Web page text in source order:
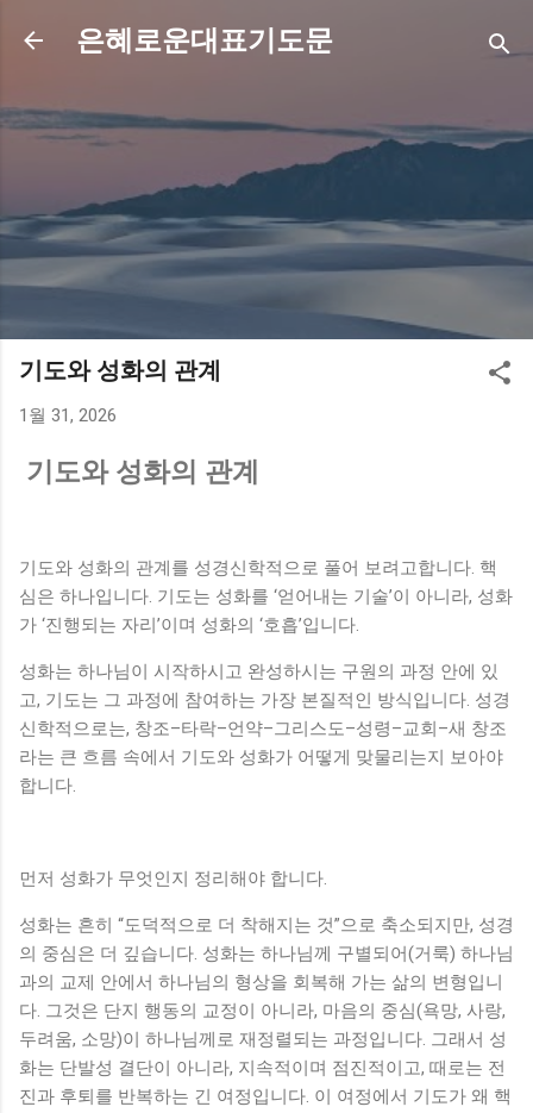
기본 콘텐츠로 건너뛰기
은혜로운대표기도문
기도와 성화의 관계
1월 31, 2026
기도와 성화의 관계
기도와 성화의 관계를 성경신학적으로 풀어 보려고합니다. 핵
심은 하나입니다. 기도는 성화를 ‘얻어내는 기술’이 아니라, 성화
가 ‘진행되는 자리’이며 성화의 ‘호흡’입니다.
성화는 하나님이 시작하시고 완성하시는 구원의 과정 안에 있
고, 기도는 그 과정에 참여하는 가장 본질적인 방식입니다. 성경
신학적으로는, 창조–타락–언약–그리스도–성령–교회–새 창조
라는 큰 흐름 속에서 기도와 성화가 어떻게 맞물리는지 보아야
합니다.
먼저 성화가 무엇인지 정리해야 합니다.
성화는 흔히 “도덕적으로 더 착해지는 것”으로 축소되지만, 성경
의 중심은 더 깊습니다. 성화는 하나님께 구별되어(거룩) 하나님
과의 교제 안에서 하나님의 형상을 회복해 가는 삶의 변형입니
다. 그것은 단지 행동의 교정이 아니라, 마음의 중심(욕망, 사랑,
두려움, 소망)이 하나님께로 재정렬되는 과정입니다. 그래서 성
화는 단발성 결단이 아니라, 지속적이며 점진적이고, 때로는 전
진과 후퇴를 반복하는 긴 여정입니다. 이 여정에서 기도가 왜 핵